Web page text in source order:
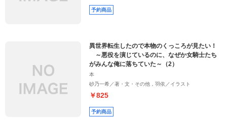
予約商品
異世界転生したので本物のくっころが見たい！
～悪役を演じているのに、なぜか女騎士たち
がみんな俺に落ちていた～（2）
本
砂乃一希／著・文・その他，羽依／イラスト
￥825
予約商品